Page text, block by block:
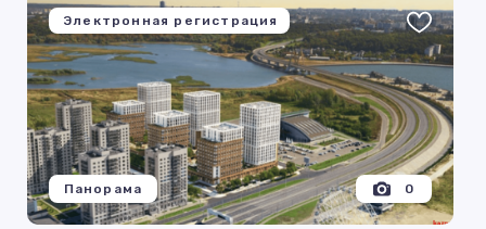
Электронная регистрация
0
Панорама